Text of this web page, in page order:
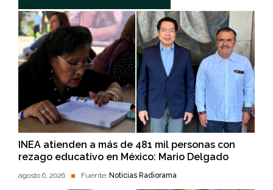
INEA atienden a más de 481 mil personas con
rezago educativo en México: Mario Delgado
agosto 6, 2026 Fuente: Noticias Radiorama